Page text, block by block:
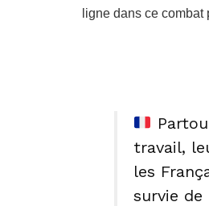
ligne dans ce
travail,
les
survie de